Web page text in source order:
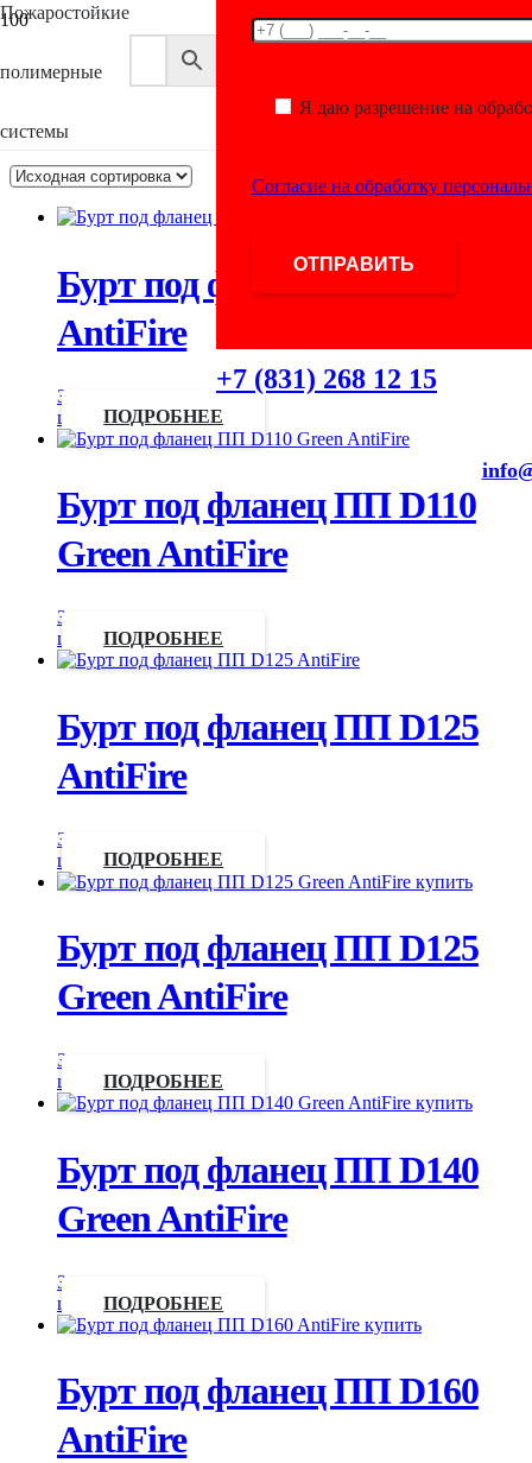
Пожаростойкие
полимерные
системы
Я даю разрешение на
Согласие на обработку
+7 (831) 268 12 15
Shop
Отображение 1–10 из 451
Бурт под фланец ПП D110
AntiFire
Запросить
цену
ПОДРОБНЕЕ
Бурт под фланец ПП D110
Green AntiFire
Запросить
цену
ПОДРОБНЕЕ
Бурт под фланец ПП D125
AntiFire
Запросить
цену
ПОДРОБНЕЕ
Бурт под фланец ПП D125
Green AntiFire
Запросить
цену
ПОДРОБНЕЕ
Бурт под фланец ПП D140
Green AntiFire
Запросить
цену
ПОДРОБНЕЕ
Бурт под фланец ПП D160
AntiFire